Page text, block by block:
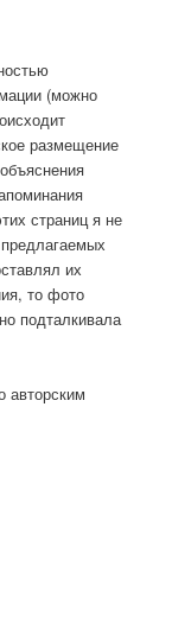
(можно
размещение
страниц я не
их
то фото
подталкивала
авторским